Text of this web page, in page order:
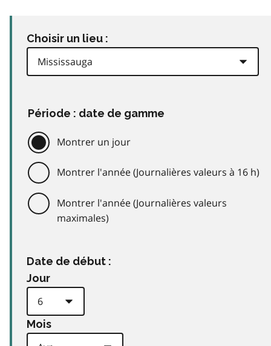
Choisir un lieu :
Période : date de gamme
Montrer un jour
Montrer l'année (Journalières valeurs à 16 h)
Montrer l'année (Journalières valeurs
maximales)
Date de début :
Jour
Mois